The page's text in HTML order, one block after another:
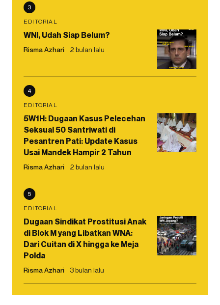
3
EDITORIAL
WNI, Udah Siap Belum?
Risma Azhari 2 bulan lalu
4
EDITORIAL
5W1H: Dugaan Kasus Pelecehan
Seksual 50 Santriwati di
Pesantren Pati: Update Kasus
Usai Mandek Hampir 2 Tahun
Risma Azhari 2 bulan lalu
5
EDITORIAL
Dugaan Sindikat Prostitusi Anak
di Blok M yang Libatkan WNA:
Dari Cuitan di X hingga ke Meja
Polda
Risma Azhari 3 bulan lalu